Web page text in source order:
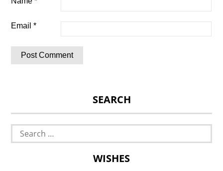
Email*
SEARCH
Search
for:
WISHES